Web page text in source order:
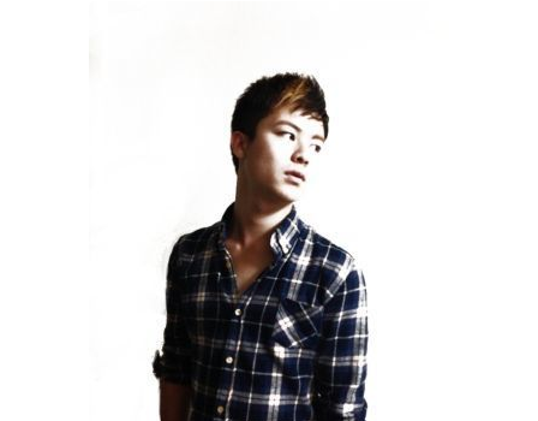
muevoクラウドファンディング
muevoコミュニティ